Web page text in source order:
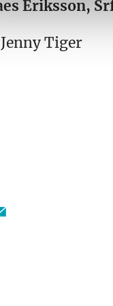
Eriksson,
Tiger